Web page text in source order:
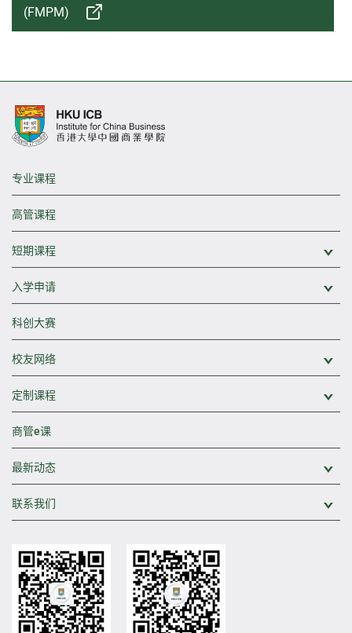
(FMPM)
专业课程
高管课程
短期课程
入学申请
科创大赛
校友网络
定制课程
商管e课
最新动态
联系我们